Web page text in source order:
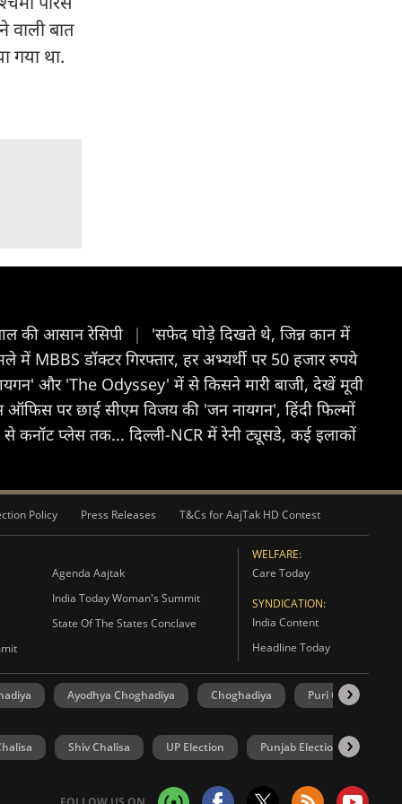
बात
गया था.
की आसान रेसिपी |
'सफेद घोड़े दिखते थे, जिन्न कान में
में MBBS डॉक्टर गिरफ्तार, हर अभ्यर्थी पर 50 हजार रुपये
और 'The Odyssey' में से किसने मारी बाजी, देखें मूवी
ऑफिस पर छाई सीएम विजय की 'जन नायगन', हिंदी फिल्मों
से कनॉट प्लेस तक... दिल्ली-NCR में रेनी ट्यूसडे, कई इलाकों
Policy Press Releases T&Cs for AajTak HD Contest
Agenda Aajtak
India Today Woman's Summit
State Of The States Conclave
WELFARE:
Care Today
SYNDICATION:
India Content
Headline Today
Ayodhya Choghadiya Choghadiya Puri Choghadiya
Shiv Chalisa UP Election Punjab Election